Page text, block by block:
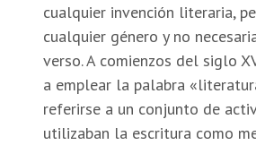
cualquier invención literaria,
cualquier género y no
verso. A comienzos del siglo
a emplear la palabra
referirse a un conjunto de
utilizaban la escritura como